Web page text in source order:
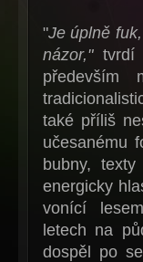
"Je úplně
názor," tvrdí
především
také příliš
učesanému
bubny,
energicky
vonící
letech na
dospěl po